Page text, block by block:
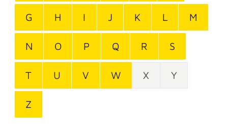
G H I J K L M
N O P Q R S
T U V W X Y
Z